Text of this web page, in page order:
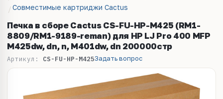
Совместимые картриджи Cactus
Печка в сборе Cactus CS-FU-HP-M425 (RM1-
8809/RM1-9189-reman) для HP LJ Pro 400 MFP
M425dw, dn, n, M401dw, dn 200000стр
Артикул: CS-FU-HP-M425Задать вопрос